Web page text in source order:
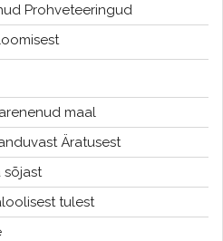
Prohveteeringud
maal
Äratusest
sõjast
tulest